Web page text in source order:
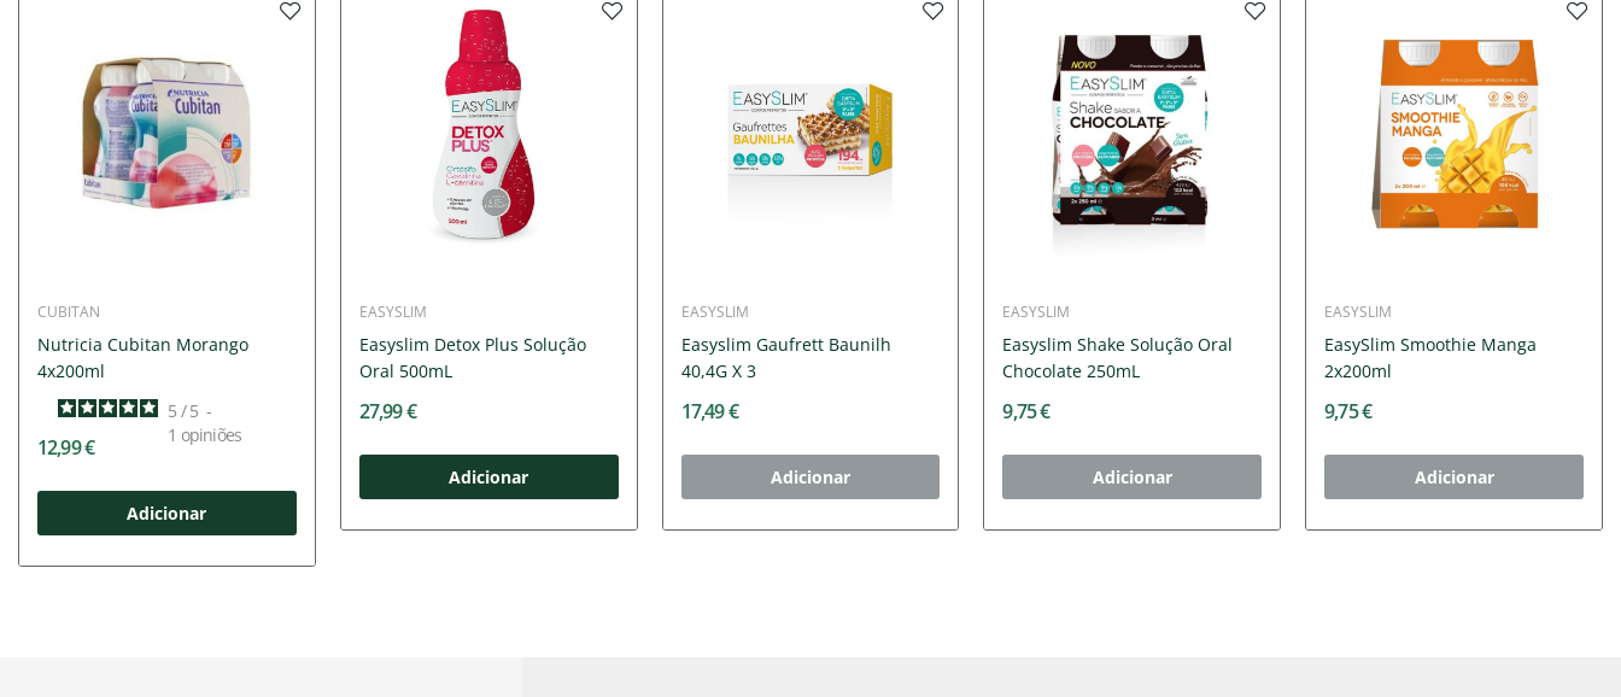
CUBITAN
Nutricia Cubitan Morango
4x200ml
5 / 5 -
1 opiniões
12,99 €
Adicionar
EASYSLIM
Easyslim Detox Plus Solução
Oral 500mL
27,99 €
Adicionar
EASYSLIM
Easyslim Gaufrett Baunilh
40,4G X 3
17,49 €
Adicionar
EASYSLIM
Easyslim Shake Solução Oral
Chocolate 250mL
9,75 €
Adicionar
EASYSLIM
EasySlim Smoothie Manga
2x200ml
9,75 €
Adicionar